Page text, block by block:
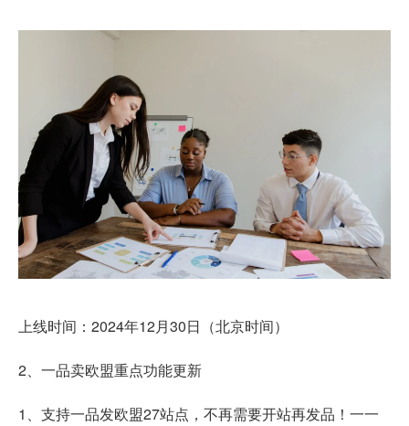
上线时间：2024年12月30日（北京时间）
2、一品卖欧盟重点功能更新
1、支持一品发欧盟27站点，不再需要开站再发品！一一